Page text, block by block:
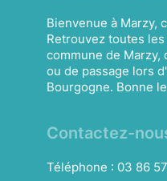
Bienvenue à Marzy,
Retrouvez toutes
commune de
ou de passage lors
Bourgogne. Bonne
Contactez-
Téléphone : 03 86